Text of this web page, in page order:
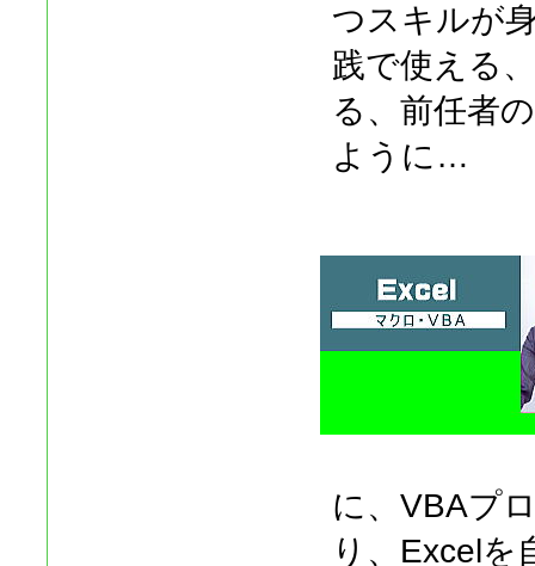
つスキルが
践で使える
る、前任者
ように…
に、VBAプ
り、Excelを